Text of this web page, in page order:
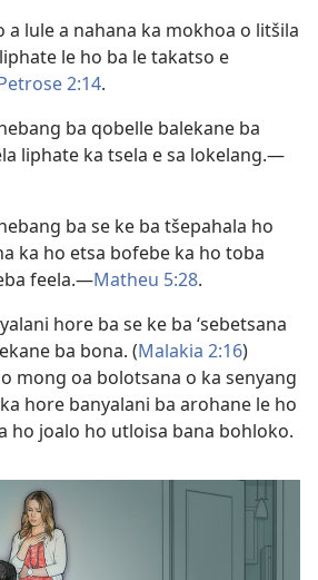
a lule a nahana ka mokhoa o litšila
le ho ba le takatso e
2:14.
ba qobelle balekane ba
liphate ka tsela e sa lokelang.—
ba se ke ba tšepahala ho
ka ho etsa bofebe ka ho toba
feela.—Matheu 5:28.
hore ba se ke ba ‘sebetsana
ba bona. (Malakia 2:16)
mong oa bolotsana o ka senyang
hore banyalani ba arohane le ho
ho joalo ho utloisa bana bohloko.